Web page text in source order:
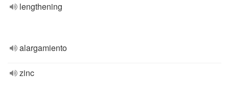
lengthening
alargamiento
zinc